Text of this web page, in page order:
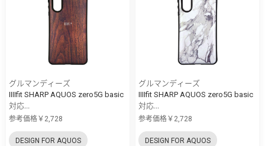
グルマンディーズ
IIIIfit SHARP AQUOS zero5G basic
対応...
参考価格￥2,728
DESIGN FOR AQUOS
グルマンディーズ
IIIIfit SHARP AQUOS zero5G basic
対応...
参考価格￥2,728
DESIGN FOR AQUOS